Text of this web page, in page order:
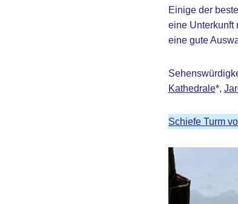
Einige der
eine Unterkunft
eine gute
Kathedrale*,
Schiefe Turm